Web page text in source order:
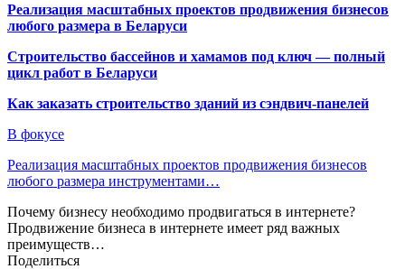
Реализация масштабных проектов продвижения бизнесов
любого размера в Беларуси
Строительство бассейнов и хамамов под ключ — полный
цикл работ в Беларуси
Как заказать строительство зданий из сэндвич-панелей
В фокусе
Реализация масштабных проектов продвижения бизнесов
любого размера инструментами…
Почему бизнесу необходимо продвигаться в интернете?
Продвижение бизнеса в интернете имеет ряд важных
преимуществ…
Поделиться